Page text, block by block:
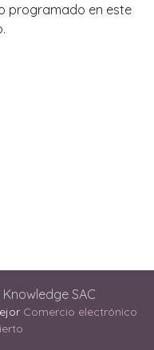
programado en este
SAC
Comercio electrónico